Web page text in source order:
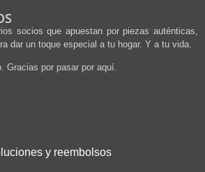
socios que apuestan por piezas auténticas,
dar un toque especial a tu hogar. Y a tu vida.
Gracias por pasar por aquí.
y reembolsos